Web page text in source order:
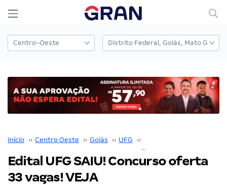
Início ›› Centro Oeste ›› Goiás ›› UFG ››
Edital UFG SAIU! Concurso oferta
33 vagas! VEJA